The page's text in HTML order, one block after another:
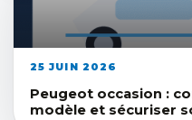
25 JUIN 2026
Peugeot occasion :
modèle et sécuriser